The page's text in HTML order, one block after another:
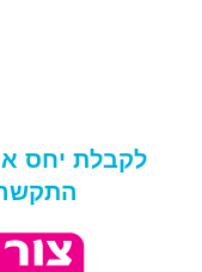
לקבלת יחס